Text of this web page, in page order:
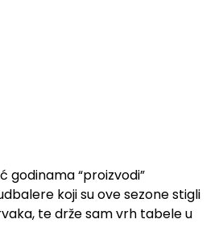
godinama “proizvodi”
koji su ove sezone stigli
te drže sam vrh tabele u